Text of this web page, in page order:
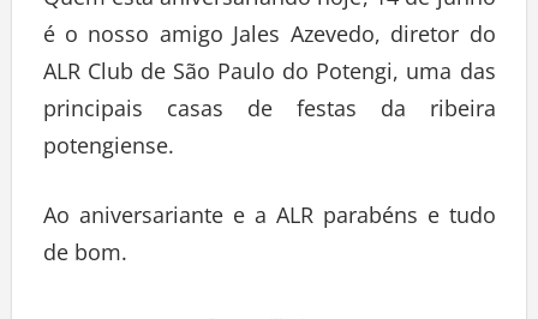
é o nosso amigo Jales Azevedo, diretor do
ALR Club de São Paulo do Potengi, uma das
principais casas de festas da ribeira
potengiense.
Ao aniversariante e a ALR parabéns e tudo
de bom.